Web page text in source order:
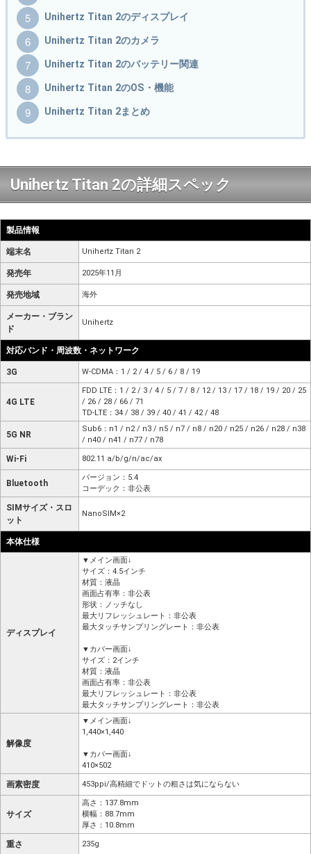
Unihertz Titan 2のディスプレイ
Unihertz Titan 2のカメラ
Unihertz Titan 2のバッテリー関連
Unihertz Titan 2のOS・機能
Unihertz Titan 2まとめ
Unihertz Titan 2の詳細スペック
製品情報
端末名 Unihertz Titan 2
発売年 2025年11月
発売地域 海外
メーカー・ブラン
ド
Unihertz
対応バンド・周波数・ネットワーク
3G W-CDMA：1 / 2 / 4 / 5 / 6 / 8 / 19
4G LTE
FDD LTE：1 / 2 / 3 / 4 / 5 / 7 / 8 / 12 / 13 / 17 / 18 / 19 / 20 / 25
/ 26 / 28 / 66 / 71
TD-LTE：34 / 38 / 39 / 40 / 41 / 42 / 48
5G NR
Sub6：n1 / n2 / n3 / n5 / n7 / n8 / n20 / n25 / n26 / n28 / n38
/ n40 / n41 / n77 / n78
Wi-Fi 802.11 a/b/g/n/ac/ax
Bluetooth
バージョン：5.4
コーデック：非公表
SIMサイズ・スロ
ット
NanoSIM×2
本体仕様
ディスプレイ
▼メイン画面↓
サイズ：4.5インチ
材質：液晶
画面占有率：非公表
形状：ノッチなし
最大リフレッシュレート：非公表
最大タッチサンプリングレート：非公表
▼カバー画面↓
サイズ：2インチ
材質：液晶
画面占有率：非公表
最大リフレッシュレート：非公表
最大タッチサンプリングレート：非公表
解像度
▼メイン画面↓
1,440×1,440
▼カバー画面↓
410×502
画素密度 453ppi/高精細でドットの粗さは気にならない
サイズ
高さ：137.8mm
横幅：88.7mm
厚さ：10.8mm
重さ 235g